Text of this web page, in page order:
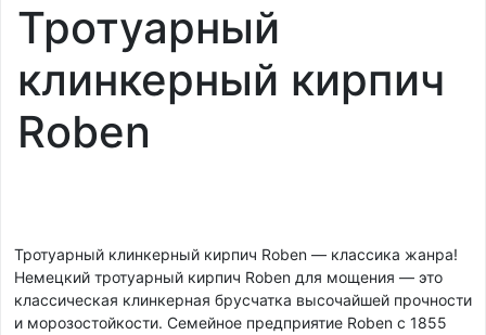
Тротуарный
клинкерный кирпич
Roben
Тротуарный клинкерный кирпич Roben — классика жанра!
Немецкий тротуарный кирпич Roben для мощения — это
классическая клинкерная брусчатка высочайшей прочности
и морозостойкости. Семейное предприятие Roben с 1855